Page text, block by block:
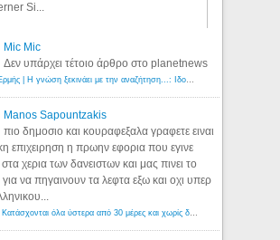
Si...
Mic Mic
Δεν υπάρχει τέτοιο άρθρο στο planetnews
Manos Sapountzakis
πιο δημοσιο και κουραφεξαλα γραφετε ειναι
επιχειρηση η πρωην εφορια που εγινε
χερια των δανειστων και μας πινει το
για να πηγαινουν τα λεφτα εξω και οχι υπερ